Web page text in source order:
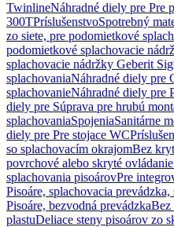
TwinlineNáhradné diely pre Pre
300TPríslušenstvoSpotrebný
zo siete, pre podomietkové
podomietkové splachovacie
splachovacie nádržky Geberit
splachovaniaNáhradné diely pre
splachovanieNáhradné diely pre
diely pre Súprava pre hrubú
splachovaniaSpojeniaSanitárne
diely pre Pre stojace WC
so splachovacím okrajomBez
povrchové alebo skryté
splachovania pisoárovPre
Pisoáre, splachovacia
Pisoáre, bezvodná prevádzkaBez
plastuDeliace steny pisoárov zo